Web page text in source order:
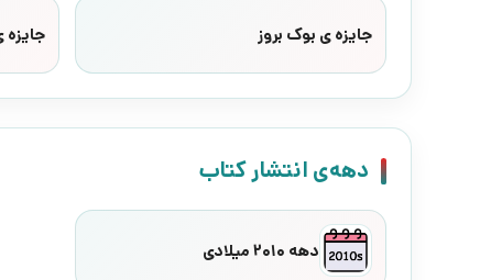
جایزه ی بوک بروز
دهه‌ی انتشار کتاب
دهه 2010 میلادی